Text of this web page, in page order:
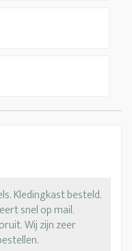
Kledingkast besteld.
snel op mail.
Wij zijn zeer